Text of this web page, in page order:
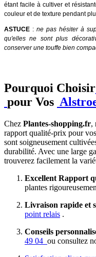
étant facile à cultiver et
couleur et de texture pendant
ASTUCE : ne pas hésiter à
qu'elles ne sont plus
conserver une touffe bien
Pourquoi Choisir
pour Vos
Chez Plantes-shopping.fr,
rapport qualité-prix pour
sont soigneusement
durabilité. Avec une large
trouverez facilement la
Excellent Rapport
plantes
Livraison rapide et
point relais .
Conseils
49 04 ou consultez